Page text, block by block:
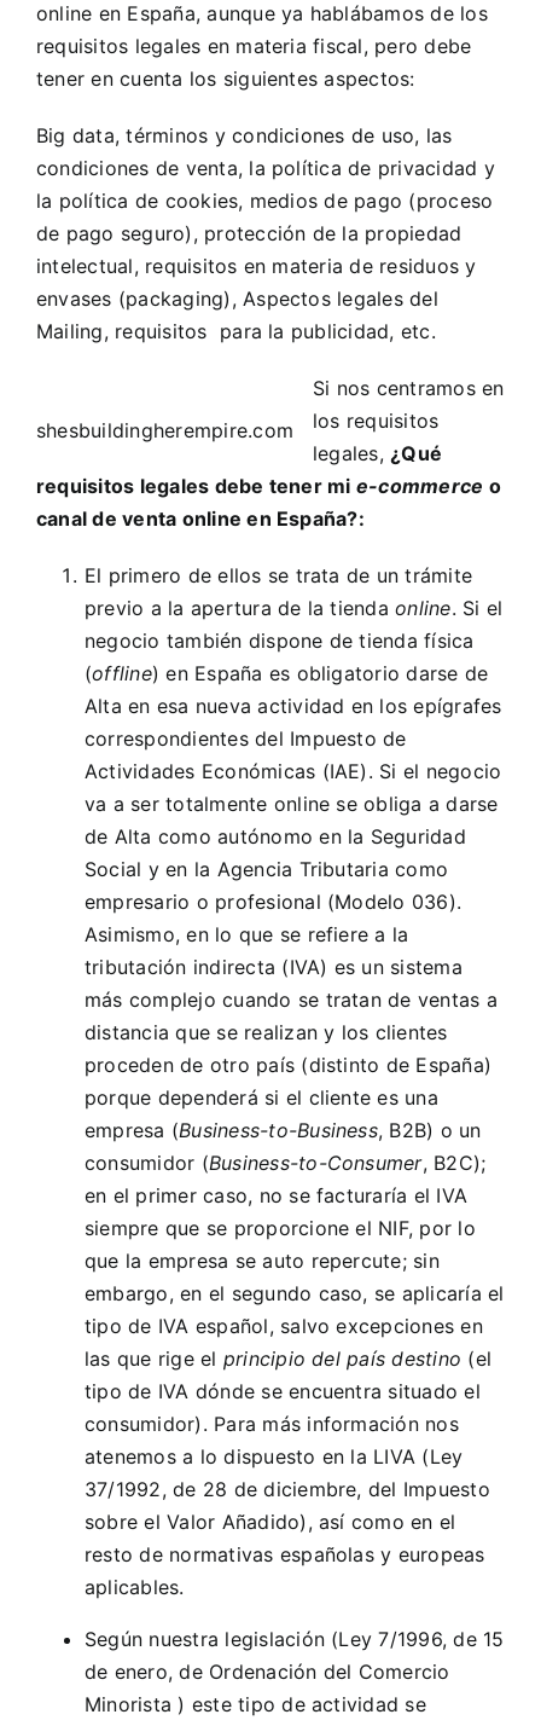
online en España, aunque ya hablábamos de los
requisitos legales en materia fiscal, pero debe
tener en cuenta los siguientes aspectos:
Big data, términos y condiciones de uso, las
condiciones de venta, la política de privacidad y
la política de cookies, medios de pago (proceso
de pago seguro), protección de la propiedad
intelectual, requisitos en materia de residuos y
envases (packaging),Aspectos legales del
Mailing, requisitos para la publicidad, etc.
shesbuildingherempire.com
Si nos centramos en
los requisitos
legales,¿Qué
requisitos legales debe tener mi e-commerce o
canal de venta online en España?:
El primero de ellos se trata de un trámite
previo a la apertura de la tiendaonline. Si el
negocio también dispone de tienda física
(offline) en España es obligatorio darse de
Alta en esa nueva actividad en los epígrafes
correspondientes del Impuesto de
Actividades Económicas (IAE). Si el negocio
va a ser totalmente online se obliga a darse
de Alta como autónomo en la Seguridad
Social y en la Agencia Tributaria como
empresario o profesional (Modelo 036).
Asimismo, en lo que se refiere a la
tributación indirecta (IVA) es un sistema
más complejo cuando se tratan de ventas a
distancia que se realizan y los clientes
proceden de otro país (distinto de España)
porque dependerá si el cliente es una
empresa (Business-to-Business, B2B) o un
consumidor (Business-to-Consumer, B2C);
en el primer caso, no se facturaría el IVA
siempre que se proporcione el NIF, por lo
que la empresa se auto repercute; sin
embargo, en el segundo caso, se aplicaría el
tipo de IVA español, salvo excepciones en
las que rige el principio del país destino (el
tipo de IVA dónde se encuentra situado el
consumidor). Para más información nos
atenemos a lo dispuesto en la LIVA (Ley
37/1992, de 28 de diciembre, del Impuesto
sobre el Valor Añadido) , así como en el
resto de normativas españolas y europeas
aplicables.
Según nuestra legislación (Ley 7/1996, de 15
de enero, de Ordenación del Comercio
Minorista ) este tipo de actividad se